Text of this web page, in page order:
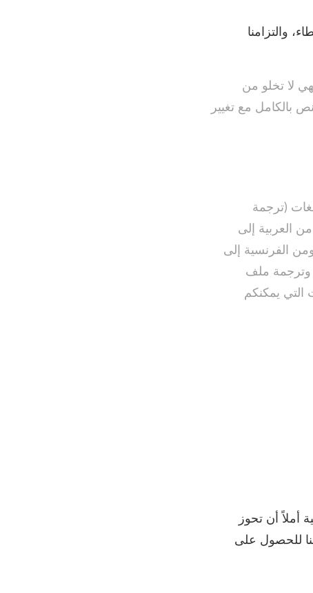
والتزامنا
لا تخلو من
بالكامل مع تغيير
(ترجمة
العربية إلى
الفرنسية إلى
وترجمة ملف
التي يمكنكم
أملاً أن تحوز
للحصول على